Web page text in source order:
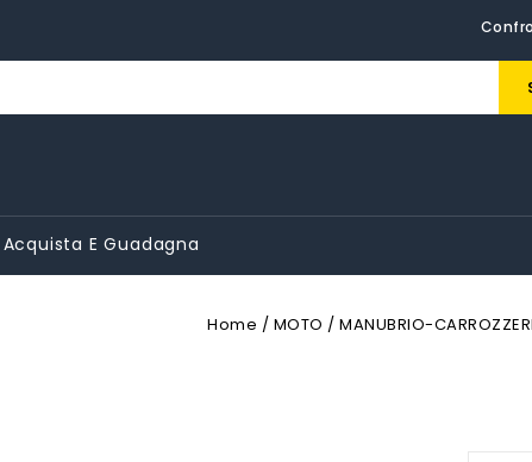
Acquista E Guadagna
Home MOTO MANUBRIO-